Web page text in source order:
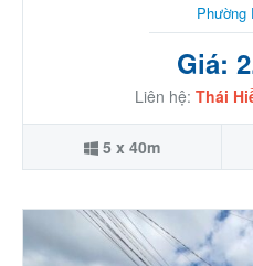
Phường
Giá:
Liên hệ: Thái
5 x 40m